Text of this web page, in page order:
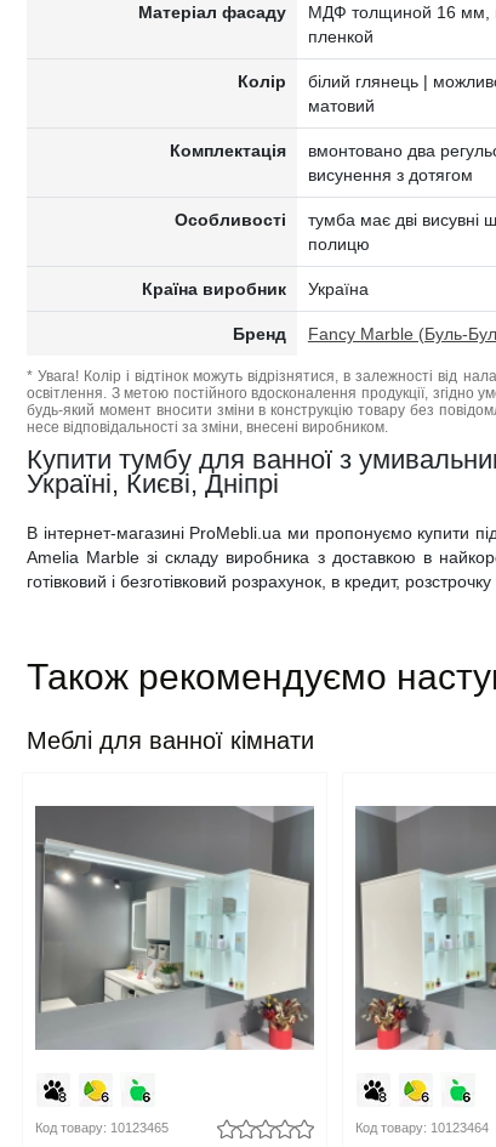
Матеріал фасаду
МДФ толщиной 16 мм,
пленкой
Колір
білий глянець |
матовий
Комплектація
вмонтовано два
висунення з дотягом
Особливості
тумба має дві висувні
полицю
Країна виробник Україна
Бренд Fancy Marble (Буль-
* Увага! Колір і відтінок можуть відрізнятися, в залежності від
освітлення. З метою постійного вдосконалення продукції,
будь-який момент вносити зміни в конструкцію товару без
несе відповідальності за зміни, внесені виробником.
Купити тумбу для ванної з
Україні, Києві, Дніпрі
В інтернет-магазині ProMebli.ua ми пропонуємо купити
Amelia Marble зі складу виробника з доставкою в
готівковий і безготівковий розрахунок, в кредит,
Також рекомендуємо
Меблі для ванної кімнати
Код товару: 10123465 Код товару: 10123464